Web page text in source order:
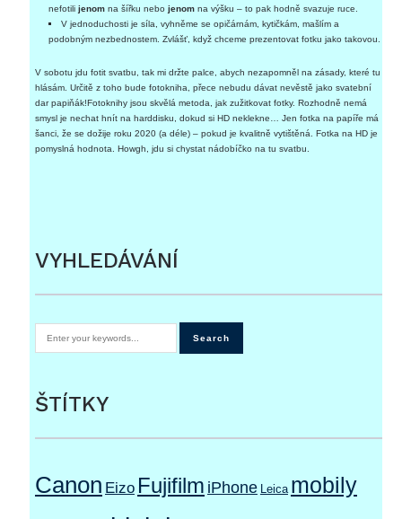
nefotili jenomna šířku nebo jenomna výšku – to pak hodně svazuje ruce.
V jednoduchosti je síla, vyhněme se opičárnám, kytičkám, mašlím a
podobným nezbednostem. Zvlášť, když chceme prezentovat fotku jako takovou.
V sobotu jdu fotit svatbu, tak mi držte palce, abych nezapomněl na zásady, které tu
hlásám. Určitě z toho bude fotokniha, přece nebudu dávat nevěstě jako svatební
dar papiňák!Fotoknihy jsou skvělá metoda, jak zužitkovat fotky. Rozhodně nemá
smysl je nechat hnít na harddisku, dokud si HD neklekne… Jen fotka na papíře má
šanci, že se dožije roku 2020 (a déle) – pokud je kvalitně vytištěná. Fotka na HD je
pomyslná hodnota. Howgh, jdu si chystat nádobíčko na tu svatbu.
VYHLEDÁVÁNÍ
ŠTÍTKY
Canon Eizo Fujifilm iPhone Leica mobily